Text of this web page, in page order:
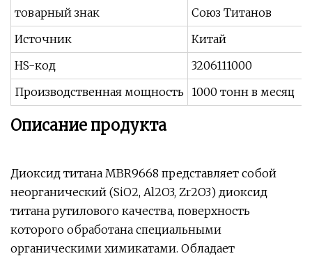
товарный знак
Союз Титанов
Источник
Китай
HS-код
3206111000
Производственная мощность
1000 тонн в месяц
Описание продукта
Диоксид титана MBR9668 представляет собой
неорганический (SiO2, Al2O3, Zr2O3) диоксид
титана рутилового качества, поверхность
которого обработана специальными
органическими химикатами. Обладает